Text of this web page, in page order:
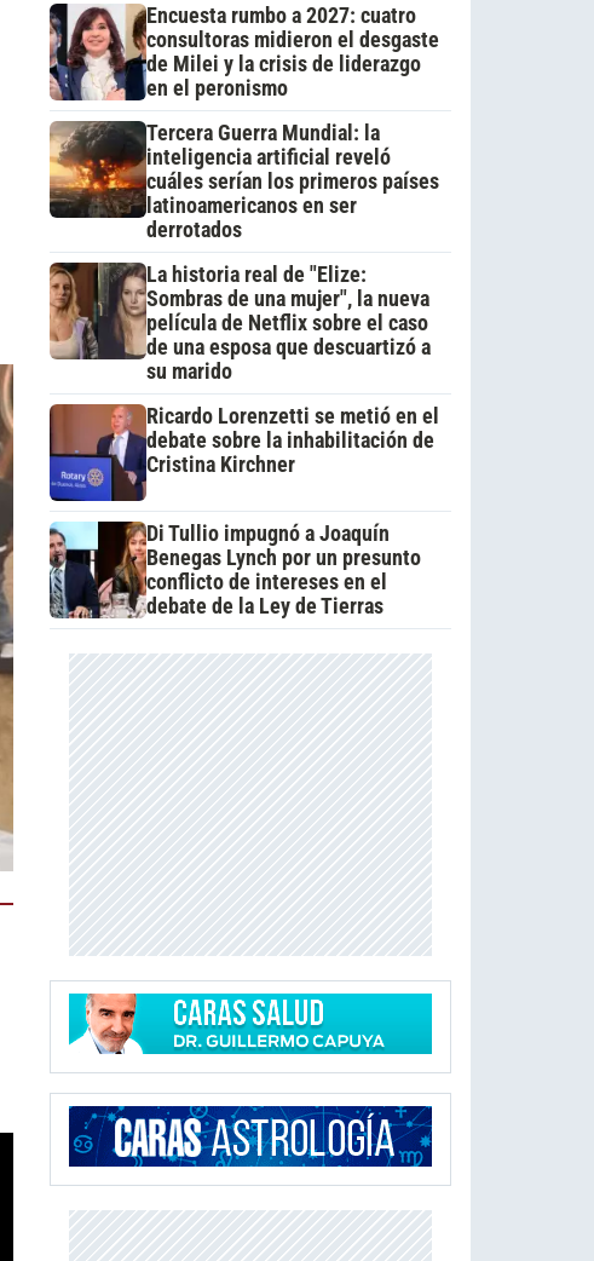
Encuesta rumbo a 2027: cuatro
consultoras midieron el desgaste
de Milei y la crisis de liderazgo
en el peronismo
Tercera Guerra Mundial: la
inteligencia artificial reveló
cuáles serían los primeros países
latinoamericanos en ser
derrotados
La historia real de "Elize:
Sombras de una mujer", la nueva
película de Netflix sobre el caso
de una esposa que descuartizó a
su marido
Ricardo Lorenzetti se metió en el
debate sobre la inhabilitación de
Cristina Kirchner
Di Tullio impugnó a Joaquín
Benegas Lynch por un presunto
conflicto de intereses en el
debate de la Ley de Tierras